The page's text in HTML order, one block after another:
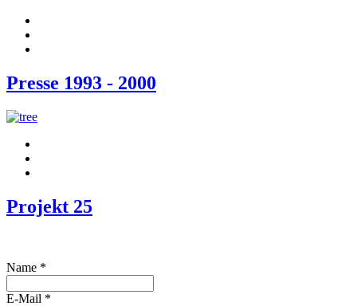
Presse 1993 - 2000
Projekt 25
Name *
E-Mail *